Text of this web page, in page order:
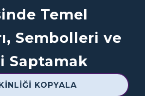
Temel
Sembolleri ve
Saptamak
KOPYALA